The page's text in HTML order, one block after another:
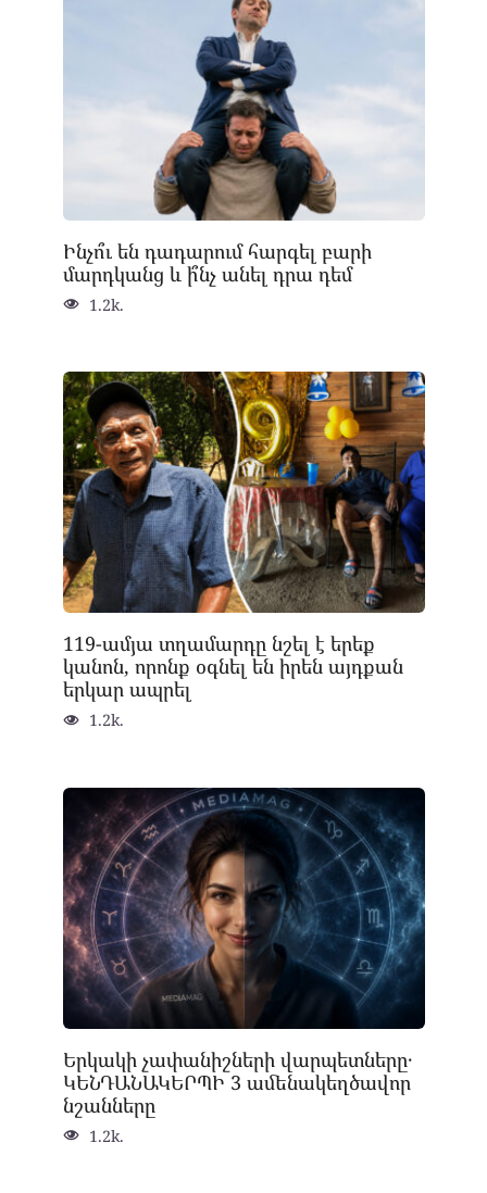
Ինչո՞ւ են դադարում հարգել բարի
մարդկանց և ի՞նչ անել դրա դեմ
1.2k.
119-ամյա տղամարդը նշել է երեք
կանոն, որոնք օգնել են իրեն այդքան
երկար ապրել
1.2k.
Երկակի չափանիշների վարպետները․
ԿԵՆԴԱՆԱԿԵՐՊԻ 3 ամենակեղծավոր
նշանները
1.2k.